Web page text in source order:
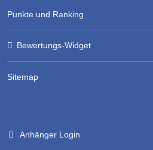
Punkte und Ranking
Bewertungs-Widget
Sitemap
Anhänger Login